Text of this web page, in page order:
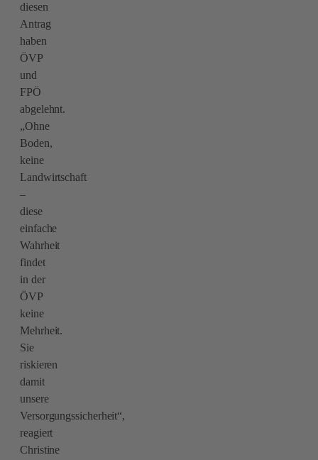
diesen
Antrag
haben
ÖVP
und
FPÖ
abgelehnt.
„Ohne
Boden,
keine
Landwirtschaft
–
diese
einfache
Wahrheit
findet
in der
ÖVP
keine
Mehrheit.
Sie
riskieren
damit
unsere
Versorgungssicherheit“,
reagiert
Christine